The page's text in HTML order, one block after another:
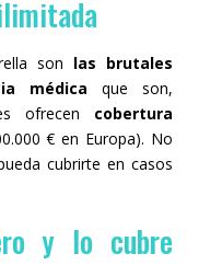
son las brutales
médica que son,
ofrecen cobertura
€ en Europa). No
cubrirte en casos
y lo cubre